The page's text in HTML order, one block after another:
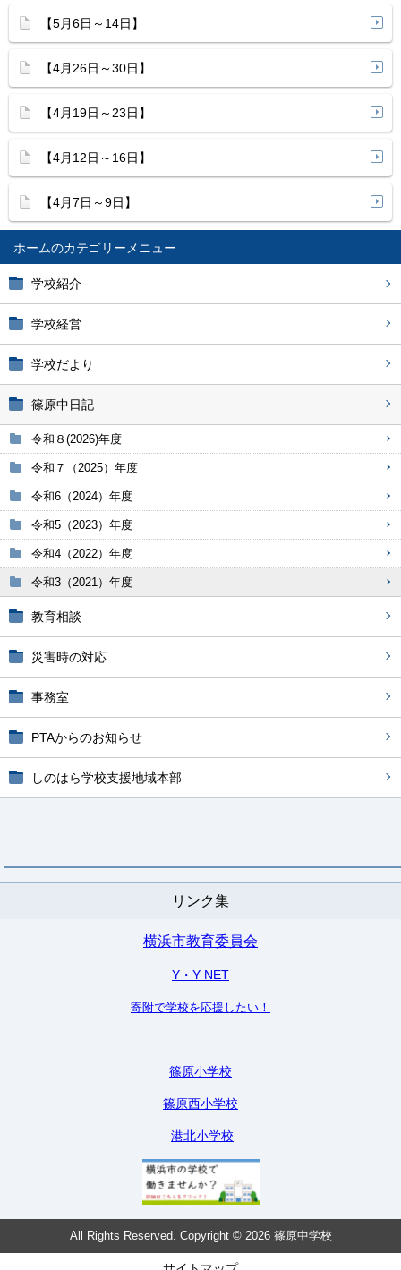
ホーム
学校紹介
学校経営
学校だより
篠原中日記
令和８(2026)年度
令和７（2025）年度
令和6（2024）年度
令和5（2023）年度
令和4（2022）年度
令和3（2021）年度
教育相談
災害時の対応
事務室
PTAからのお知らせ
しのはら学校支援地域本部
リンク集
横浜市教育委員会
Y・Y NET
寄附で学校を応援したい！
篠原小学校
篠原西小学校
港北小学校
【5月6日～14日】
【4月26日～30日】
【4月19日～23日】
【4月12日～16日】
【4月7日～9日】
All Rights Reserved. Copyright © 2026 篠原中学校